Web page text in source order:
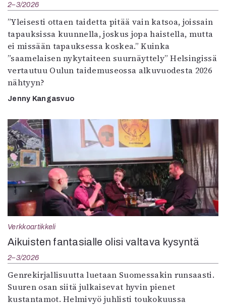
2–3/2026
”Yleisesti ottaen taidetta pitää vain katsoa, joissain
tapauksissa kuunnella, joskus jopa haistella, mutta
ei missään tapauksessa koskea.” Kuinka
”saamelaisen nykytaiteen suurnäyttely” Helsingissä
vertautuu Oulun taidemuseossa alkuvuodesta 2026
nähtyyn?
Jenny Kangasvuo
Verkkoartikkeli
Aikuisten fantasialle olisi valtava kysyntä
2–3/2026
Genrekirjallisuutta luetaan Suomessakin runsaasti.
Suuren osan siitä julkaisevat hyvin pienet
kustantamot. Helmivyö juhlisti toukokuussa